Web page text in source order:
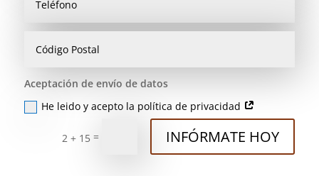
Aceptación de envío de datos
He leido y acepto la política de privacidad
2 + 15 = INFÓRMATE HOY